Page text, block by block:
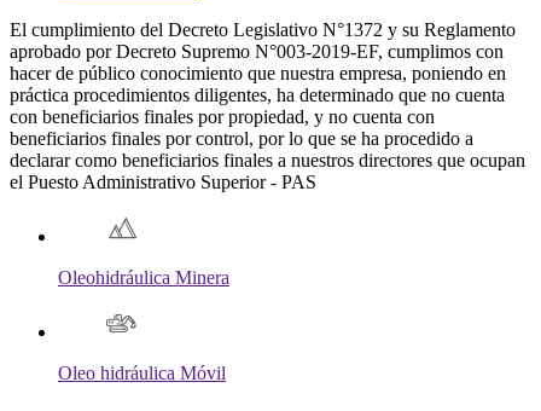
El cumplimiento del Decreto Legislativo N°1372 y su Reglamento
aprobado por Decreto Supremo N°003-2019-EF, cumplimos con
hacer de público conocimiento que nuestra empresa, poniendo en
práctica procedimientos diligentes, ha determinado que no cuenta
con beneficiarios finales por propiedad, y no cuenta con
beneficiarios finales por control, por lo que se ha procedido a
declarar como beneficiarios finales a nuestros directores que ocupan
el Puesto Administrativo Superior - PAS
Oleohidráulica Minera
Oleo hidráulica Móvil